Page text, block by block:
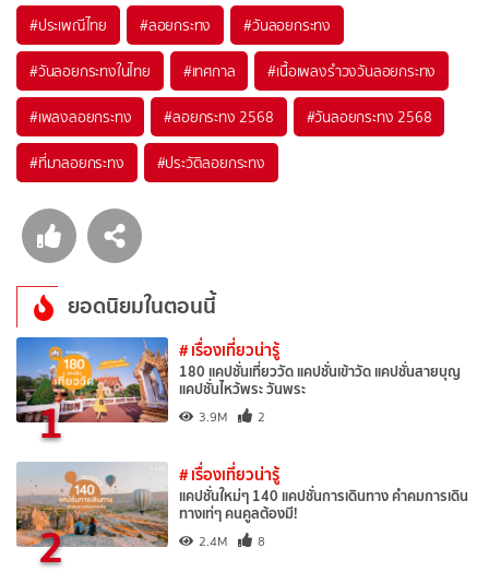
#ประเพณีไทย #ลอยกระทง #วันลอยกระทง
#วันลอยกระทงในไทย #เทศกาล #เนื้อเพลงรำวงวันลอยกระทง
#เพลงลอยกระทง #ลอยกระทง 2568 #วันลอยกระทง 2568
#ที่มาลอยกระทง #ประวัติลอยกระทง
ยอดนิยมในตอนนี้
1
# เรื่องเที่ยวน่ารู้
180 แคปชั่นเที่ยววัด แคปชั่นเข้าวัด แคปชั่นสายบุญ
แคปชั่นไหว้พระ วันพระ
3.9M 2
2
# เรื่องเที่ยวน่ารู้
แคปชั่นใหม่ๆ 140 แคปชั่นการเดินทาง คำคมการเดิน
ทางเท่ๆ คนคูลต้องมี!
2.4M 8